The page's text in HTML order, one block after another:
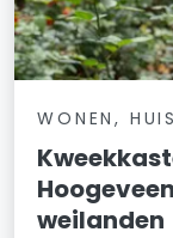
WONEN,
weilanden